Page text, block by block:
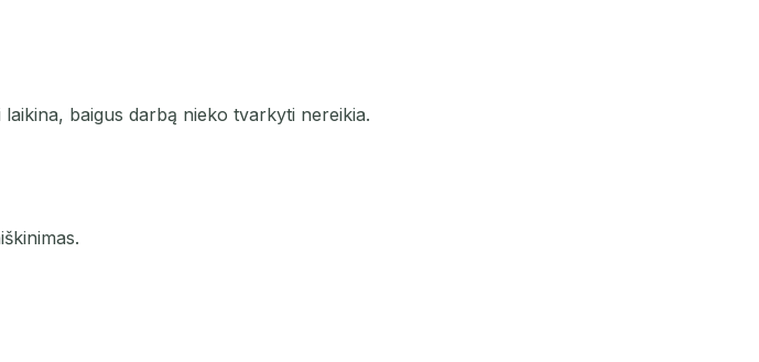
baigus darbą nieko tvarkyti nereikia.